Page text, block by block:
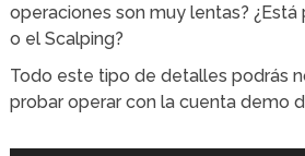
operaciones son muy lentas?
o el Scalping?
Todo este tipo de detalles podrás
probar operar con la cuenta demo